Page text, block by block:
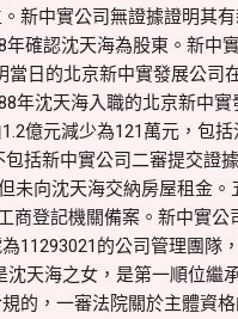
新中實公司無證據證明其
確認沈天海為股東。新中
日的北京新中實發展公司
年沈天海入職的北京新中
億元減少為121萬元，包
括新中實公司二審提交證
未向沈天海交納房屋租金
登記機關備案。新中實
11293021的公司管理團隊
天海之女，是第一順位繼
的，一審法院關於主體資